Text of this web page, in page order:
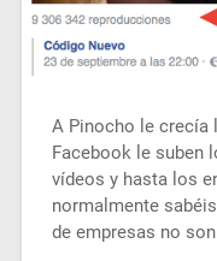
A Pinocho le crecía
Facebook le suben
vídeos y hasta los
normalmente
de empresas no